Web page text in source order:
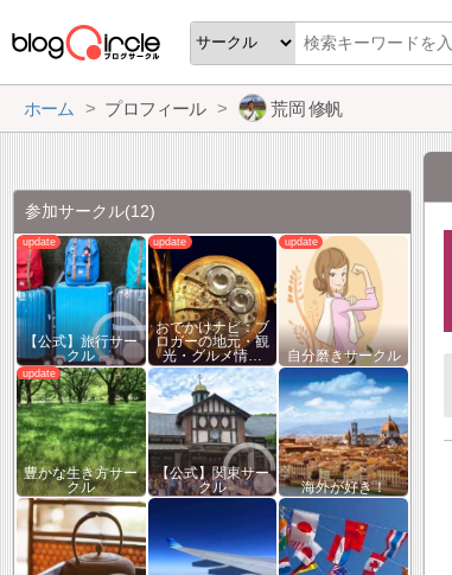
ホーム プロフィール 荒岡 修帆
参加サークル(12)
【公式】旅行サー
クル
おでかけナビ：ブ
ロガーの地元・観
光・グルメ情…
自分磨きサークル
豊かな生き方サー
クル
【公式】関東サー
クル
海外が好き！